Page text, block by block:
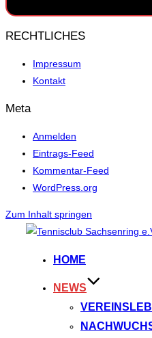
RECHTLICHES
Impressum
Kontakt
Meta
Anmelden
Eintrags-Feed
Kommentar-Feed
WordPress.org
Zum Inhalt springen
HOME
NEWS